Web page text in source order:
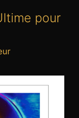
pour